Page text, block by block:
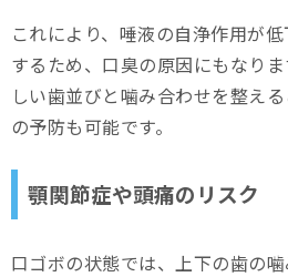
これにより、唾液の自浄作用が
するため、口臭の原因にもなり
しい歯並びと噛み合わせを整え
の予防も可能です。
顎関節症や頭痛のリスク
口ゴボの状態では、上下の歯の